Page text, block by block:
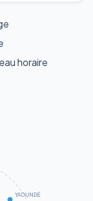
horaire
YAOUNDÉ